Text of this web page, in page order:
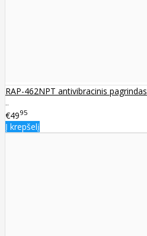
RAP-462NPT antivibracinis pagrindas
..
€4995
Į krepšelį